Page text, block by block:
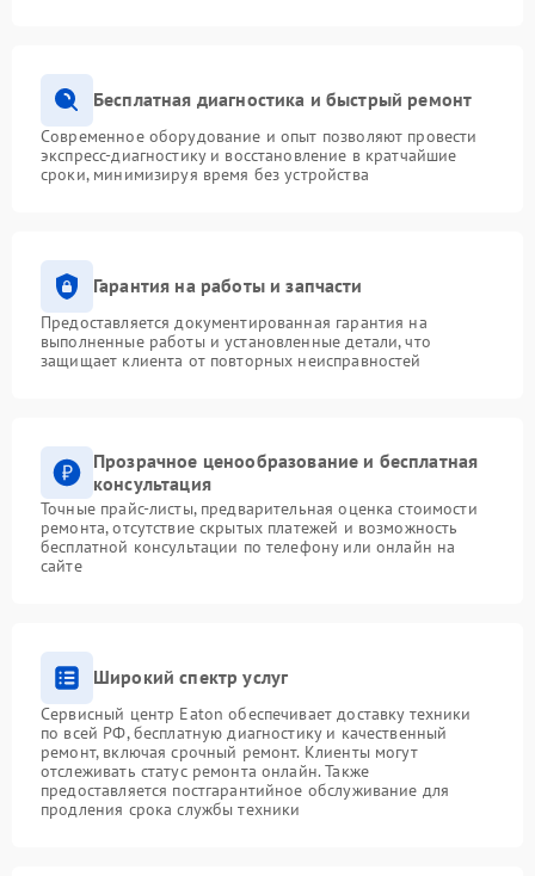
Бесплатная диагностика и быстрый ремонт
Современное оборудование и опыт позволяют провести
экспресс-диагностику и восстановление в кратчайшие
сроки, минимизируя время без устройства
Гарантия на работы и запчасти
Предоставляется документированная гарантия на
выполненные работы и установленные детали, что
защищает клиента от повторных неисправностей
Прозрачное ценообразование и бесплатная
консультация
Точные прайс-листы, предварительная оценка стоимости
ремонта, отсутствие скрытых платежей и возможность
бесплатной консультации по телефону или онлайн на
сайте
Широкий спектр услуг
Сервисный центр Eaton обеспечивает доставку техники
по всей РФ, бесплатную диагностику и качественный
ремонт, включая срочный ремонт. Клиенты могут
отслеживать статус ремонта онлайн. Также
предоставляется постгарантийное обслуживание для
продления срока службы техники